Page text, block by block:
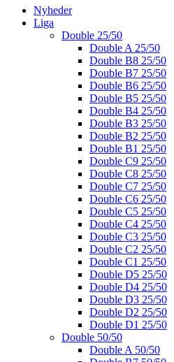
Nyheder
Liga
Double 25/50
Double A 25/50
Double B8 25/50
Double B7 25/50
Double B6 25/50
Double B5 25/50
Double B4 25/50
Double B3 25/50
Double B2 25/50
Double B1 25/50
Double C9 25/50
Double C8 25/50
Double C7 25/50
Double C6 25/50
Double C5 25/50
Double C4 25/50
Double C3 25/50
Double C2 25/50
Double C1 25/50
Double D5 25/50
Double D4 25/50
Double D3 25/50
Double D2 25/50
Double D1 25/50
Double 50/50
Double A 50/50